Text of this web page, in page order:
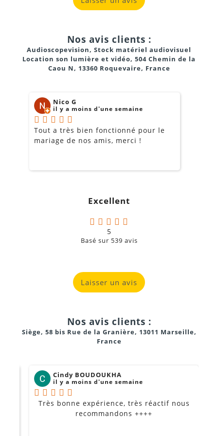
Nos avis clients :
Audioscopevision, Stock matériel audiovisuel
Location son lumière et vidéo, 504 Chemin de la
Caou N, 13360 Roquevaire, France
Nico G
il y a moins d'une semaine
Tout a très bien fonctionné pour le
mariage de nos amis, merci !
Excellent
5
Basé sur 539 avis
Laisser un avis
Nos avis clients :
Siège, 58 bis Rue de la Granière, 13011 Marseille,
France
Cindy BOUDOUKHA
il y a moins d'une semaine
Très bonne expérience, très réactif nous
recommandons ++++